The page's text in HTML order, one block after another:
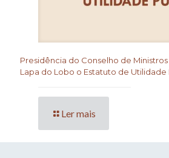
Presidência do Conselho de
Lapa do Lobo o Estatuto de Utilidade
Ler mais